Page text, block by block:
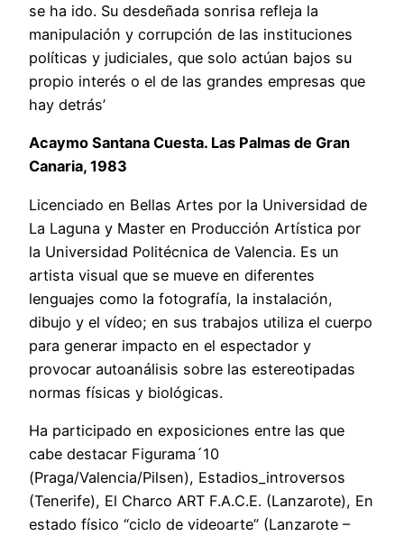
se ha ido. Su desdeñada sonrisa refleja la
manipulación y corrupción de las instituciones
políticas y judiciales, que solo actúan bajos su
propio interés o el de las grandes empresas que
hay detrás’
Acaymo Santana Cuesta. Las Palmas de Gran
Canaria, 1983
Licenciado en Bellas Artes por la Universidad de
La Laguna y Master en Producción Artística por
la Universidad Politécnica de Valencia. Es un
artista visual que se mueve en diferentes
lenguajes como la fotografía, la instalación,
dibujo y el vídeo; en sus trabajos utiliza el cuerpo
para generar impacto en el espectador y
provocar autoanálisis sobre las estereotipadas
normas físicas y biológicas.
Ha participado en exposiciones entre las que
cabe destacar Figurama´10
(Praga/Valencia/Pilsen), Estadios_introversos
(Tenerife), El Charco ART F.A.C.E. (Lanzarote), En
estado físico “ciclo de videoarte” (Lanzarote –